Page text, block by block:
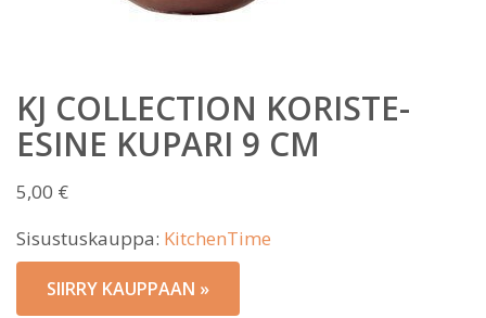
KJ COLLECTION KORISTE-
ESINE KUPARI 9 CM
5,00 €
Sisustuskauppa: KitchenTime
SIIRRY KAUPPAAN »